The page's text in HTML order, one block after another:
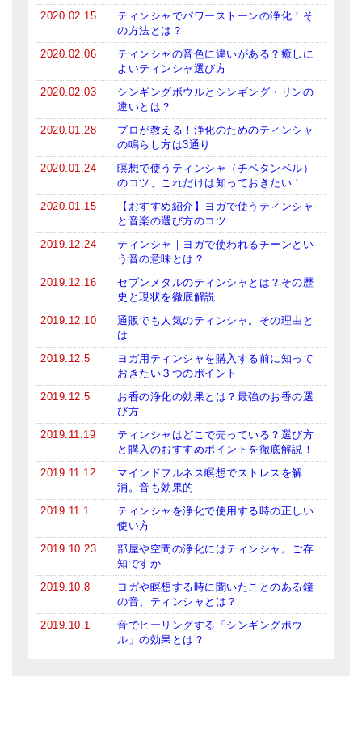
メールお便り登録
LINEお友だち登録
お客様の声
ブログ
2020.02.15
ティンシャでパワーストーンの浄化！そ
の方法とは？
2020.02.06
ティンシャの音色に違いがある？癒しに
よいティンシャ選び方
2020.02.03
シンギングボウルとシンギング・リンの
違いとは？
2020.01.28
プロが教える！浄化のためのティンシャ
の鳴らし方は3通り
2020.01.24
瞑想で使うティンシャ（チベタンベル）
のコツ、これだけは知っておきたい！
2020.01.15
【おすすめ紹介】ヨガで使うティンシャ
と音楽の選び方のコツ
2019.12.24
ティンシャ｜ヨガで使われるチーンとい
う音の意味とは？
2019.12.16
セブンメタルのティンシャとは？その歴
史と現状を徹底解説
2019.12.10
通販でも人気のティンシャ。その理由と
は
2019.12.5
ヨガ用ティンシャを購入する前に知って
おきたい３つのポイント
2019.12.5
お香の浄化の効果とは？最強のお香の選
び方
2019.11.19
ティンシャはどこで売っている？選び方
と購入のおすすめポイントを徹底解説！
2019.11.12
マインドフルネス瞑想でストレスを解
消。音も効果的
2019.11.1
ティンシャを浄化で使用する時の正しい
使い方
2019.10.23
部屋や空間の浄化にはティンシャ。ご存
知ですか
2019.10.8
ヨガや瞑想する時に聞いたことのある鐘
の音、ティンシャとは？
2019.10.1
音でヒーリングする「シンギングボウ
ル」の効果とは？